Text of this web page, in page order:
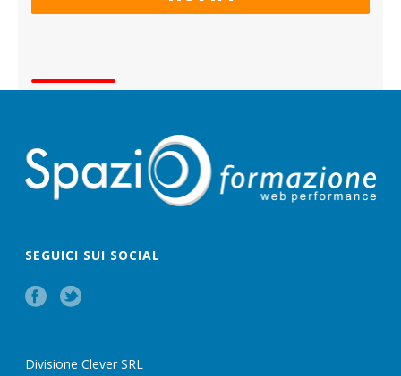
SEGUICI SUI SOCIAL
Divisione Clever SRL